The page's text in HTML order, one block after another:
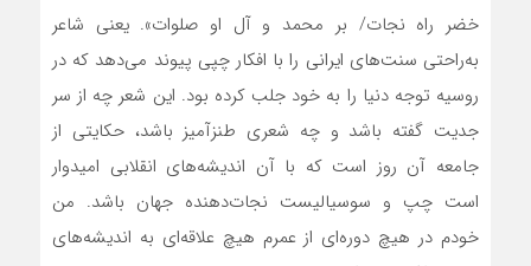
خضر راه نجات/ بر محمد و آل او صلوات». یعنی شاعر
به‌راحتی سنت‌های ایرانی را با افکار چپی پیوند می‌دهد که در
روسیه توجه دنیا را به خود جلب کرده بود. این شعر چه از سر
جدیت گفته باشد و چه شعری طنزآمیز باشد، حکایتی از
جامعه آن روز است که با آن اندیشه‌های انقلابی امیدوار
است چپ و سوسیالیست نجات‌دهنده جهان باشد. من
خودم در هیچ دوره‌ای از عمرم هیچ علاقه‌ای به اندیشه‌های